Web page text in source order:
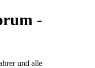
-
und alle